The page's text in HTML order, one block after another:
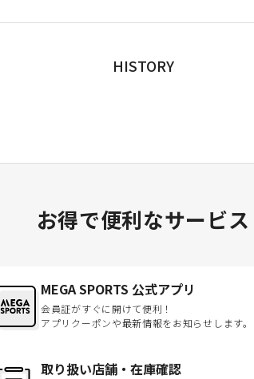
HISTORY
お得で便利なサービス
MEGA SPORTS 公式アプリ
会員証がすぐに開けて便利！
アプリクーポンや最新情報をお知らせします。
取り扱い店舗・在庫確認